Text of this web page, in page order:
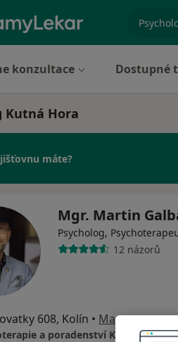
konzultace Dostupné
Kutná Hora
máte?
Mgr. Martin
Psycholog,
12 názorů
608, Kolín • Mapa
a poradenství Kolín